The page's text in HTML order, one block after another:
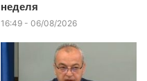
неделя
16:49 - 06/08/2026